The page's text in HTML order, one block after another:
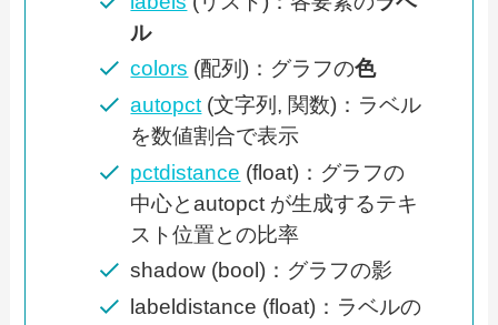
ル
colors (配列)：グラフの色
autopct (文字列, 関数)：ラベル
を数値割合で表示
pctdistance (float)：グラフの
中心とautopct が生成するテキ
スト位置との比率
shadow (bool)：グラフの影
labeldistance (float)：ラベルの